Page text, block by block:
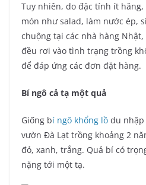
Tuy nhiên, do đặc tính ít
món như salad, làm nước ép,
chuộng tại các nhà hàng
đều rơi vào tình trạng trồng
để đáp ứng các đơn đặt hàng.
Bí ngô cả tạ một quả
Giống bí ngô khổng lồ du nhập
vườn Đà Lạt trồng khoảng 2
đỏ, xanh, trắng. Quả bí có
nặng tới một tạ.